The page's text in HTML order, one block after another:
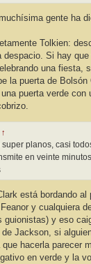
gente ha
Tolkien:
Si hay
una fiesta,
la puerta de Bolsón
puerta verde con
↑
planos, casi
en veinte
está bordando al
y cualquiera
guionistas) y eso
Jackson, si
hacerla parecer
en verde y la